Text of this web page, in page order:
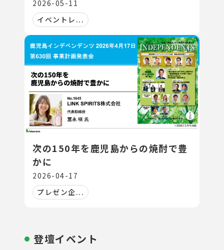
2026-05-11
イベントレ...
次の150年を鹿児島からの焼酎で豊
かに
2026-04-17
プレゼン企...
登壇イベント